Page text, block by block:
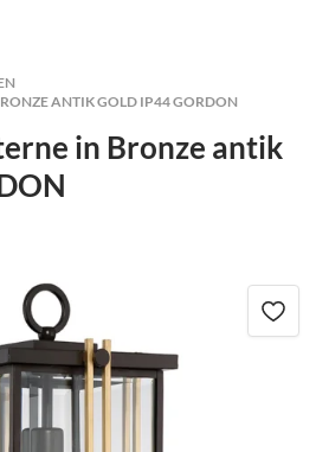
ANTIK GOLD IP44 GORDON
in Bronze antik